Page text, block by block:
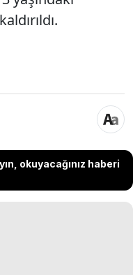
okuyacağınız haberi